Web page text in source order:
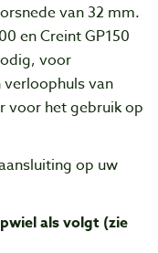
van 32 mm.
en Creint GP150
voor
verloophuls van
voor het gebruik op
op uw
als volgt (zie